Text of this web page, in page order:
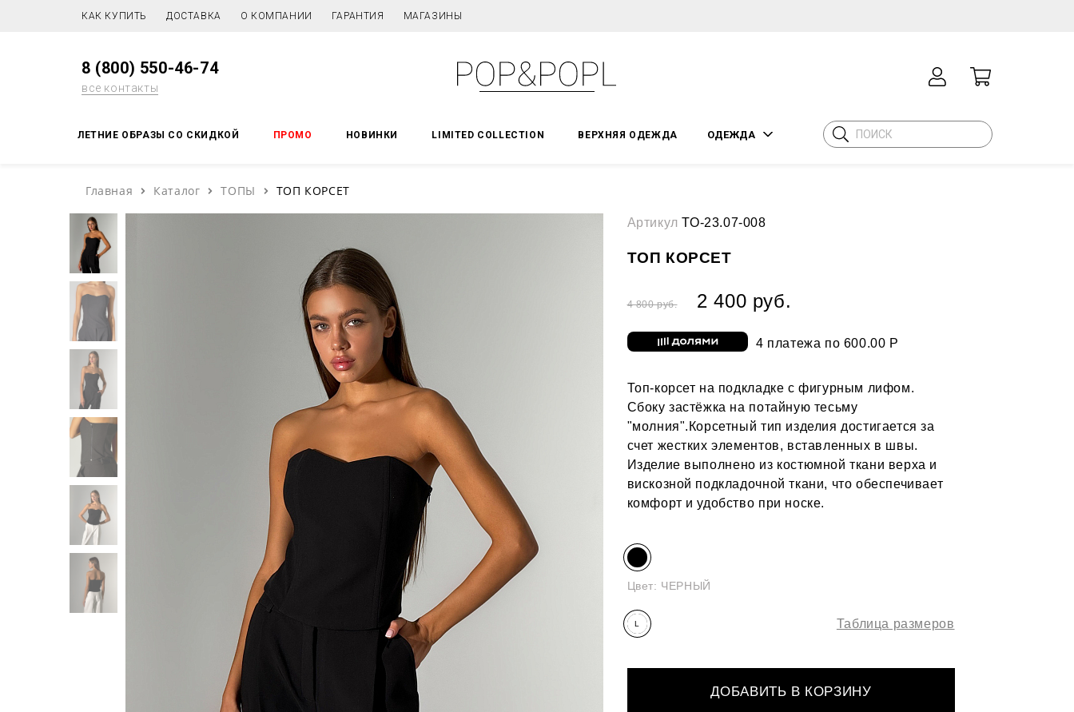
КАК КУПИТЬ ДОСТАВКА О КОМПАНИИ ГАРАНТИЯ МАГАЗИНЫ
8 (800) 550-46-74
все контакты
ЛЕТНИЕ ОБРАЗЫ СО СКИДКОЙ ПРОМО НОВИНКИ LIMITED COLLECTION ВЕРХНЯЯ ОДЕЖДА ОДЕЖДА
Главная Каталог ТОПЫ ТОП КОРСЕТ
Артикул ТО-23.07-008
ТОП КОРСЕТ
4 800 руб. 2 400 руб.
4 платежа по 600.00 Р
Топ-корсет на подкладке с фигурным лифом.
Сбоку застёжка на потайную тесьму
"молния".Корсетный тип изделия достигается за
счет жестких элементов, вставленных в швы.
Изделие выполнено из костюмной ткани верха и
вискозной подкладочной ткани, что обеспечивает
комфорт и удобство при носке.
Цвет: ЧЕРНЫЙ
L Таблица размеров
ДОБАВИТЬ В КОРЗИНУ